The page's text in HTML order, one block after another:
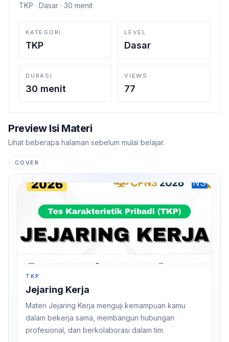
TKP · Dasar · 30 menit
KATEGORI
TKP
LEVEL
Dasar
DURASI
30 menit
VIEWS
77
Preview Isi Materi
Lihat beberapa halaman sebelum mulai belajar.
COVER
TKP
Jejaring Kerja
Materi Jejaring Kerja menguji kemampuan kamu
dalam bekerja sama, membangun hubungan
profesional, dan berkolaborasi dalam tim.